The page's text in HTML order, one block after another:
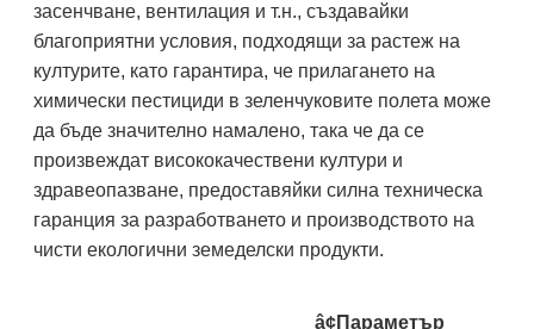
засенчване, вентилация и т.н., създавайки
благоприятни условия, подходящи за растеж на
културите, като гарантира, че прилагането на
химически пестициди в зеленчуковите полета може
да бъде значително намалено, така че да се
произвеждат висококачествени култури и
здравеопазване, предоставяйки силна техническа
гаранция за разработването и производството на
чисти екологични земеделски продукти.
â¢Параметър